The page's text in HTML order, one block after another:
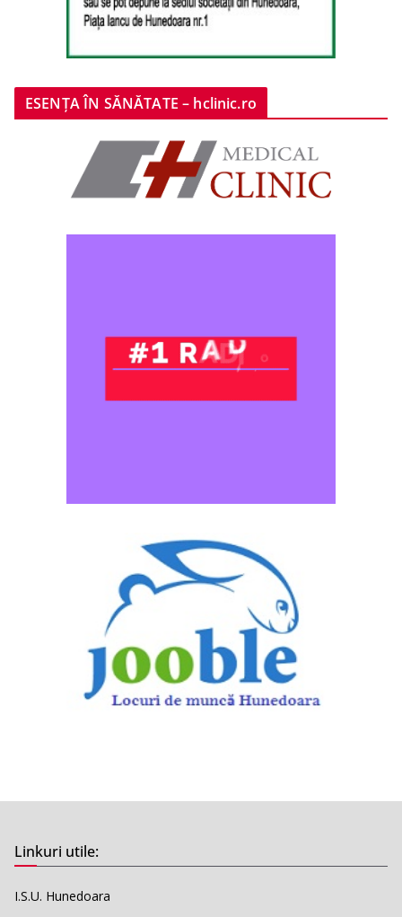
ESENȚA ÎN SĂNĂTATE – hclinic.ro
Linkuri utile:
I.S.U. Hunedoara